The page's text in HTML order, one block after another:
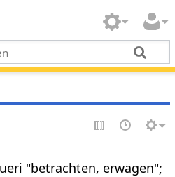
"betrachten, erwägen";